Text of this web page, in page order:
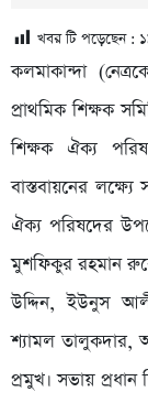
খবর টি পড়েছেন :
কলমাকান্দা
প্রাথমিক শিক্ষক
শিক্ষক ঐক্য
বাস্তবায়নের
ঐক্য পরিষদের
মুশফিকুর রহমান
উদ্দিন, ইউনুস
শ্যামল তালুকদার,
প্রমুখ। সভায়